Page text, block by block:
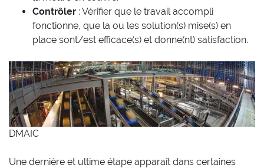
Contrôler : Vérifier que le travail accompli
fonctionne, que la ou les solution(s) mise(s) en
place sont/est efficace(s) et donne(nt) satisfaction.
DMAIC
Une dernière et ultime étape apparaît dans certaines